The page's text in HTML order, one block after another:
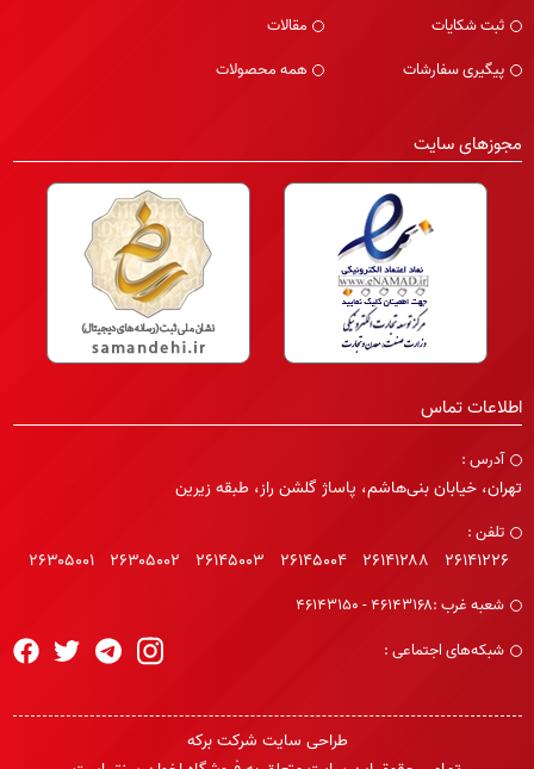
ثبت شکایات
پیگیری سفارشات
مقالات
همه محصولات
مجوزهای سایت
اطلاعات تماس
آدرس :
تهران، خیابان بنی‌هاشم، پاساژ گلشن راز، طبقه زیرین
تلفن :
۲۶۳۰۵۰۰۱ ۲۶۳۰۵۰۰۲ ۲۶۱۴۵۰۰۳ ۲۶۱۴۵۰۰۴ ۲۶۱۴۱۲۸۸ ۲۶۱۴۱۲۲۶
شعبه غرب :۴۶۱۴۳۱۶۸ - ۴۶۱۴۳۱۵۰
شبکه‌های اجتماعی :
طراحی سایت شرکت برکه